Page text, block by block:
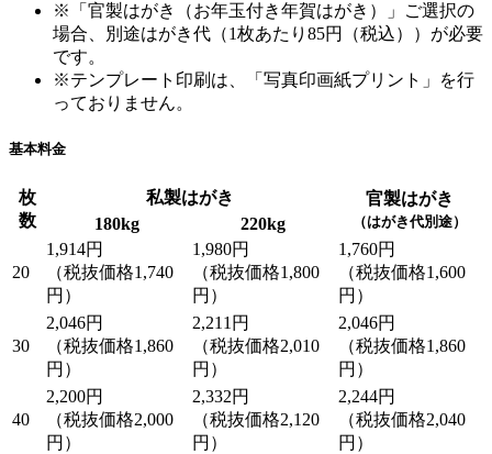
※「官製はがき（お年玉付き年賀はがき）」ご選択の
場合、別途はがき代（1枚あたり85円（税込））が必要
です。
※テンプレート印刷は、「写真印画紙プリント」を行
っておりません。
基本料金
枚
数
私製はがき 官製はがき
（はがき代別途）
180kg 220kg
20
1,914円
（税抜価格1,740
円）
1,980円
（税抜価格1,800
円）
1,760円
（税抜価格1,600
円）
30
2,046円
（税抜価格1,860
円）
2,211円
（税抜価格2,010
円）
2,046円
（税抜価格1,860
円）
40
2,200円
（税抜価格2,000
円）
2,332円
（税抜価格2,120
円）
2,244円
（税抜価格2,040
円）